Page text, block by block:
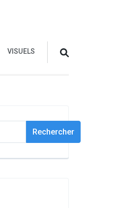
VISUELS
Rechercher